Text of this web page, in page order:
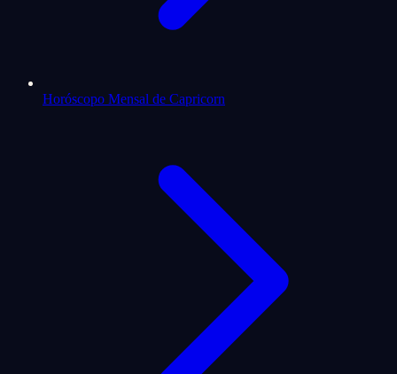
Horóscopo Mensal de Capricorn